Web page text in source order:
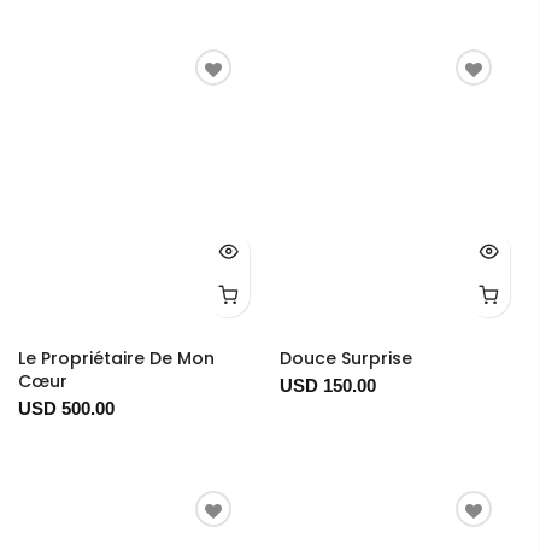
Le Propriétaire De Mon
Cœur
USD 500.00
Douce Surprise
USD 150.00